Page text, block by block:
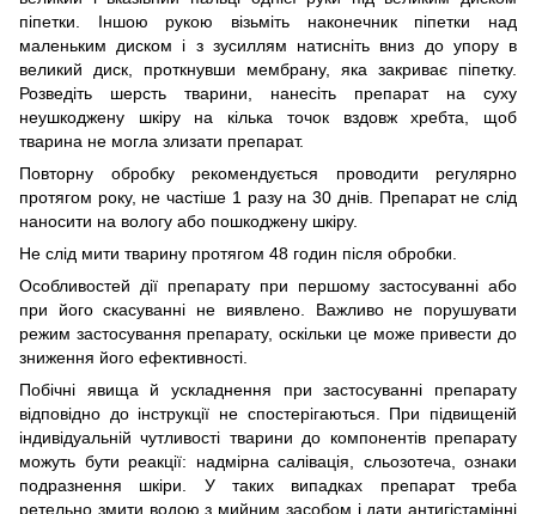
піпетки. Іншою рукою візьміть наконечник піпетки над
маленьким диском і з зусиллям натисніть вниз до упору в
великий диск, проткнувши мембрану, яка закриває піпетку.
Розведіть шерсть тварини, нанесіть препарат на суху
неушкоджену шкіру на кілька точок вздовж хребта, щоб
тварина не могла злизати препарат.
Повторну обробку рекомендується проводити регулярно
протягом року, не частіше 1 разу на 30 днів. Препарат не слід
наносити на вологу або пошкоджену шкіру.
Не слід мити тварину протягом 48 годин після обробки.
Особливостей дії препарату при першому застосуванні або
при його скасуванні не виявлено. Важливо не порушувати
режим застосування препарату, оскільки це може привести до
зниження його ефективності.
Побічні явища й ускладнення при застосуванні препарату
відповідно до інструкції не спостерігаються. При підвищеній
індивідуальній чутливості тварини до компонентів препарату
можуть бути реакції: надмірна салівація, сльозотеча, ознаки
подразнення шкіри. У таких випадках препарат треба
ретельно змити водою з мийним засобом і дати антигістамінні